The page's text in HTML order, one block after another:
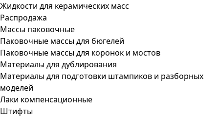
Жидкости для керамических масс
Распродажа
Массы паковочные
Паковочные массы для бюгелей
Паковочные массы для коронок и мостов
Материалы для дублирования
Материалы для подготовки штампиков и разборных
моделей
Лаки компенсационные
Штифты